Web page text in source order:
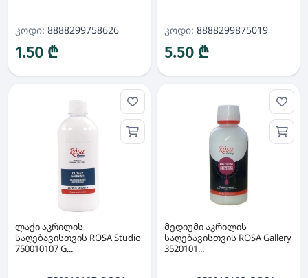
კოდი: 8888299758626
1.50 ₾
კოდი: 8888299875019
5.50 ₾
ლაქი აკრილის
საღებავისთვის ROSA Studio
750010107 G...
მედიუმი აკრილის
საღებავისთვის ROSA Gallery
3520101...